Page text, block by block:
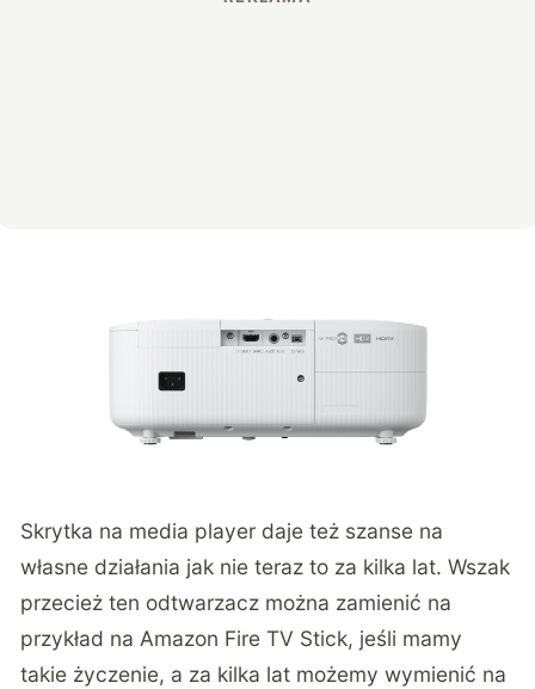
Skrytka na media player daje też szanse na
własne działania jak nie teraz to za kilka lat. Wszak
przecież ten odtwarzacz można zamienić na
przykład na Amazon Fire TV Stick, jeśli mamy
takie życzenie, a za kilka lat możemy wymienić na